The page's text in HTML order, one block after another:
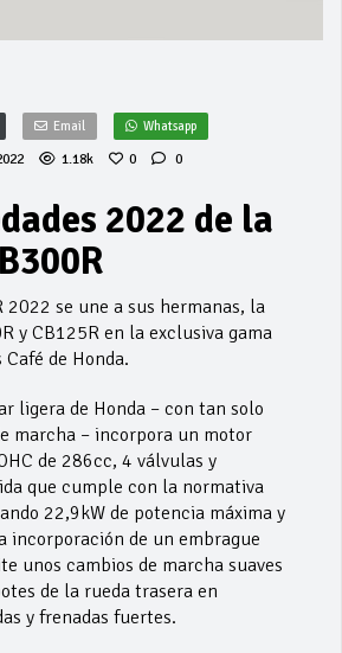
Email Whatsapp
1.18k 0 0
2022 de la
2022 se une a sus hermanas, la
y CB125R en la exclusiva gama
de Honda.
ligera de Honda – con tan solo
marcha – incorpora un motor
de 286cc, 4 válvulas y
que cumple con la normativa
22,9kW de potencia máxima y
incorporación de un embrague
unos cambios de marcha suaves
de la rueda trasera en
y frenadas fuertes.